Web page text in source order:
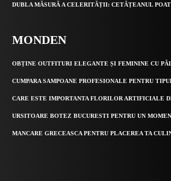
DUBLA MĂSURĂ A CELERITĂȚII: CETĂȚEANUL
MONDEN
OBȚINE OUTFITURI ELEGANTE ȘI FEMININE CU
CUMPARA SAMPOANE PROFESIONALE PENTRU
CARE ESTE IMPORTANTA FLORILOR ARTIFICIALE
URSITOARE BOTEZ BUCURESTI PENTRU UN
MANCARE GRECEASCA PENTRU PLACEREA TA